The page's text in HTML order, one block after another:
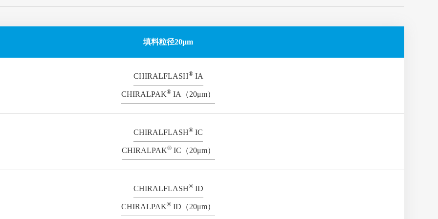
填料粒径20μm
CHIRALFLASH®IA
CHIRALPAK® IA（20μm）
CHIRALFLASH® IC
CHIRALPAK®IC（20μm）
CHIRALFLASH®ID
CHIRALPAK® ID（20μm）